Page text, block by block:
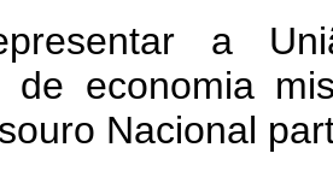
a
de economia
Nacional